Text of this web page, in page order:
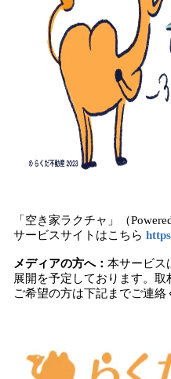
「空き家ラクチャ」（
サービスサイトはこちら
メディアの方へ： 本サービス
展開を予定しております。取
ご希望の方は下記までご連絡